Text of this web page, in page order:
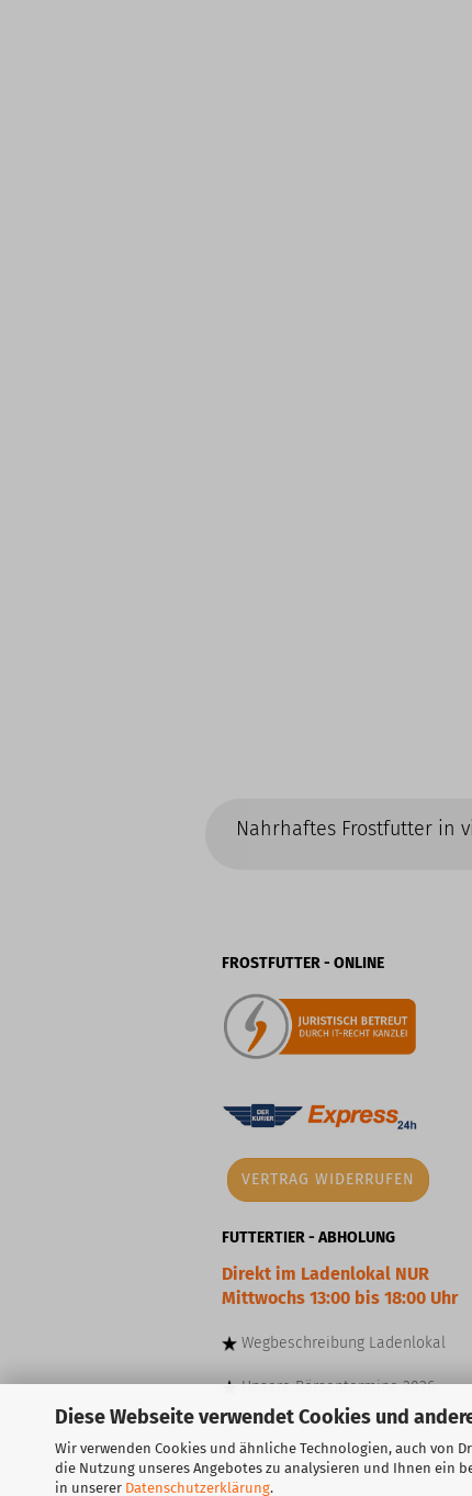
Diese Webseite verwendet Cookies und
Wir verwenden Cookies und ähnliche Technologien, auch von
die Nutzung unseres Angebotes zu analysieren und Ihnen ein
in unserer Datenschutzerklärung.
Nahrhaftes Frostfutter in
FROSTFUTTER - ONLINE
FUTTERTIER - ABHOLUNG
Direkt im Ladenlokal NUR
Mittwochs 13:00 bis 18:00 Uhr
Wegbeschreibung Ladenlokal
UnsereBörsentermine2026
VERTRAG WIDERRUFEN